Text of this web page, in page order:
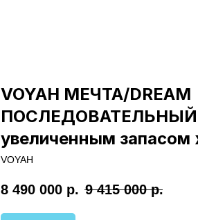
VOYAH МЕЧТА/DREAM
ПОСЛЕДОВАТЕЛЬНЫЙ
увеличенным запасом
VOYAH
8 490 000 р. 9 415 000 р.